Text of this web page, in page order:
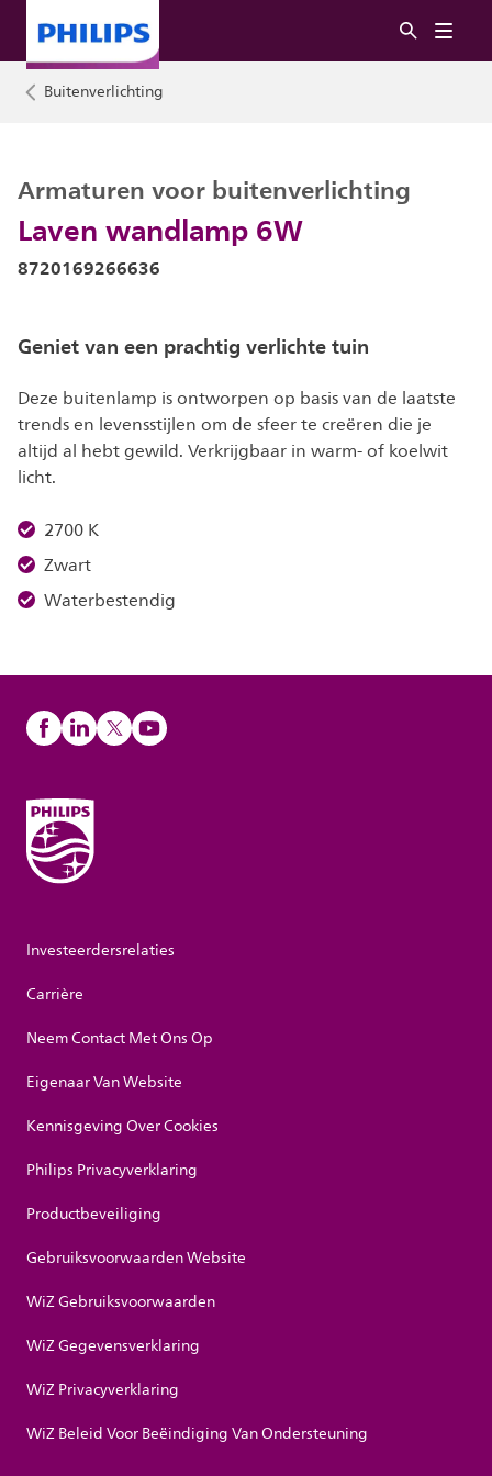
Buitenverlichting
Laven wandlamp 6W
Armaturen voor buitenverlichting
8720169266636
Geniet van een prachtig verlichte tuin
Deze buitenlamp is ontworpen op basis van de laatste
trends en levensstijlen om de sfeer te creëren die je
altijd al hebt gewild. Verkrijgbaar in warm- of koelwit
licht.
2700 K
Zwart
Waterbestendig
Investeerdersrelaties
Carrière
Neem Contact Met Ons Op
Eigenaar Van Website
Kennisgeving Over Cookies
Philips Privacyverklaring
Productbeveiliging
Gebruiksvoorwaarden Website
WiZ Gebruiksvoorwaarden
WiZ Gegevensverklaring
WiZ Privacyverklaring
WiZ Beleid Voor Beëindiging Van Ondersteuning